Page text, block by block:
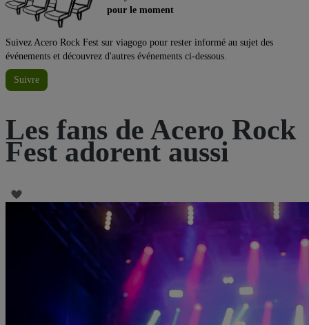
pour le moment
Suivez Acero Rock Fest sur viagogo pour rester informé au sujet des
événements et découvrez d'autres événements ci-dessous.
Suivre
Les fans de Acero Rock
Fest adorent aussi